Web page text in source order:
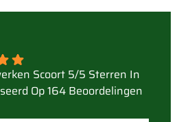
Op 164 Beoordelingen